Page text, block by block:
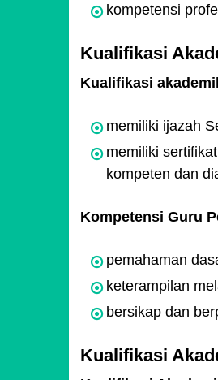
kompetensi
Kualifikasi
Kualifikasi
memiliki ijazah
memiliki
kompeten dan
Kompetensi Guru
pemahaman
keterampilan
bersikap dan
Kualifikasi